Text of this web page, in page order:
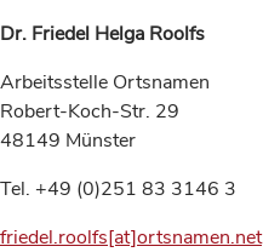
Dr. Friedel Helga Roolfs
Arbeitsstelle Ortsnamen
Robert-Koch-Str. 29
48149 Münster
Tel. +49 (0)251 83 3146 3
friedel.roolfs[at]ortsnamen.net